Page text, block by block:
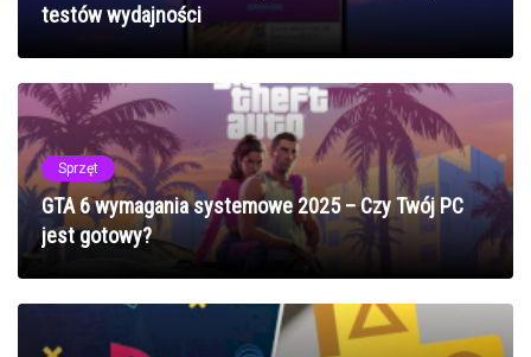
testów wydajności
Sprzęt
GTA 6 wymagania systemowe 2025 – Czy Twój PC
jest gotowy?